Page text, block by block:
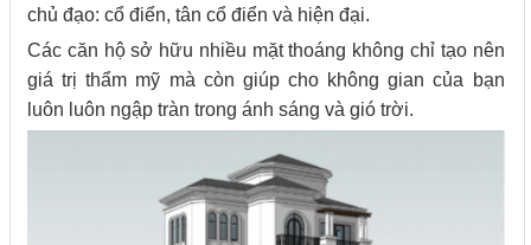
chủ đạo: cổ điển, tân cổ điển và hiện đại.
Các căn hộ sở hữu nhiều mặt thoáng không chỉ tạo nên
giá trị thẩm mỹ mà còn giúp cho không gian của bạn
luôn luôn ngập tràn trong ánh sáng và gió trời.